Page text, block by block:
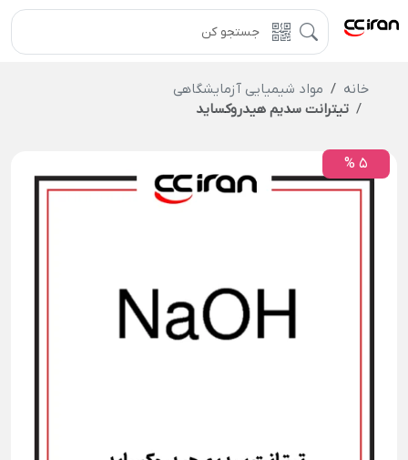
خانه
مواد شیمیایی آزمایشگاهی
تیترانت سدیم هیدروکساید
5 %